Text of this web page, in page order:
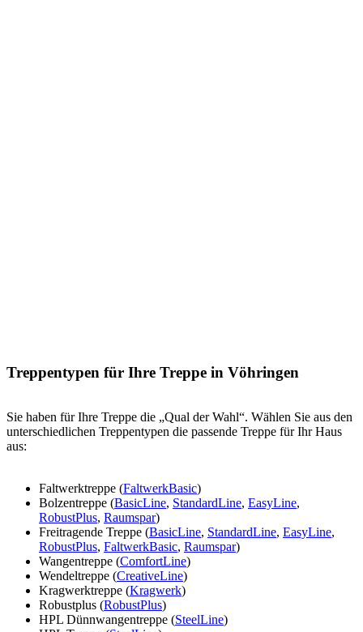
Treppentypen für Ihre Treppe in Vöhringen
Sie haben für Ihre Treppe die „Qual der Wahl“. Wählen Sie aus den
unterschiedlichen Treppentypen die passende Treppe für Ihr Haus
aus:
Faltwerktreppe (FaltwerkBasic)
Bolzentreppe (BasicLine, StandardLine, EasyLine,
RobustPlus, Raumspar)
Freitragende Treppe (BasicLine, StandardLine, EasyLine,
RobustPlus, FaltwerkBasic, Raumspar)
Wangentreppe (ComfortLine)
Wendeltreppe (CreativeLine)
Kragwerktreppe (Kragwerk)
Robustplus (RobustPlus)
HPL Dünnwangentreppe (SteelLine)